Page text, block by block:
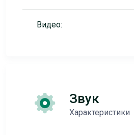
Видео:
Звук
Характеристики